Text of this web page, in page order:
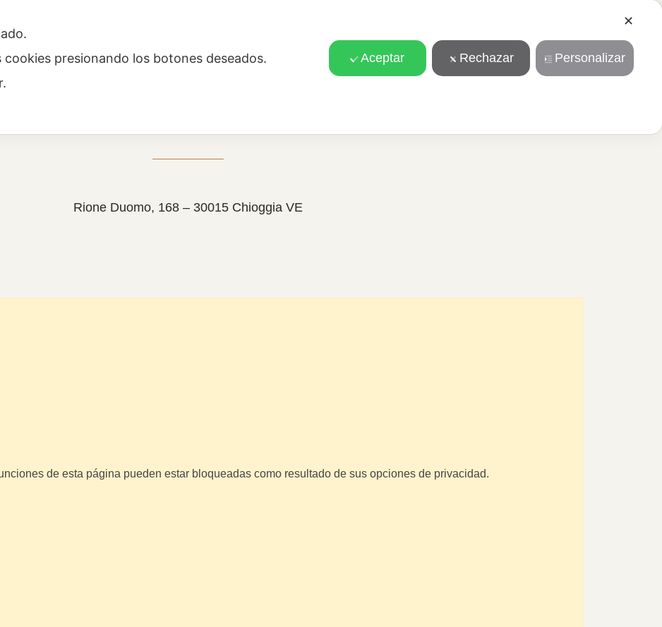
Rione Duomo, 168 – 30015 Chioggia VE
de esta página pueden estar bloqueadas como resultado de sus opciones de privacidad.
✕
presionando los botones deseados.
Aceptar Rechazar Personalizar